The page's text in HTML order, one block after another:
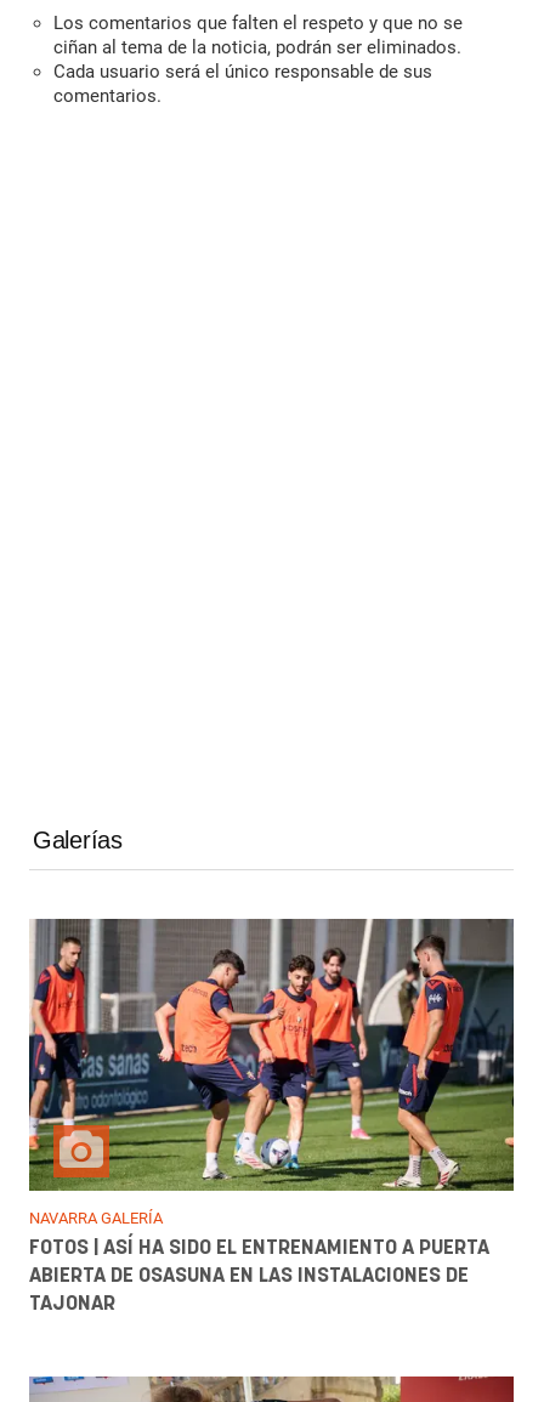
Los comentarios que falten el respeto y que no se
ciñan al tema de la noticia, podrán ser eliminados.
Cada usuario será el único responsable de sus
comentarios.
Galerías
NAVARRA GALERÍA
FOTOS | ASÍ HA SIDO EL ENTRENAMIENTO A PUERTA
ABIERTA DE OSASUNA EN LAS INSTALACIONES DE
TAJONAR